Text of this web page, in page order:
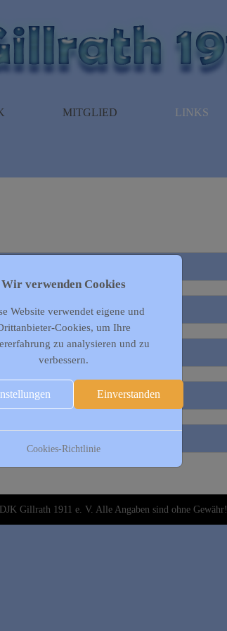
MITGLIED LINKS
Gillrath 1911 e. V. Alle Angaben sind ohne Gewähr!
Wir verwenden Cookies
Website verwendet eigene und
Cookies, um Ihre
zu analysieren und zu
verbessern.
Einverstanden
Cookies-Richtlinie